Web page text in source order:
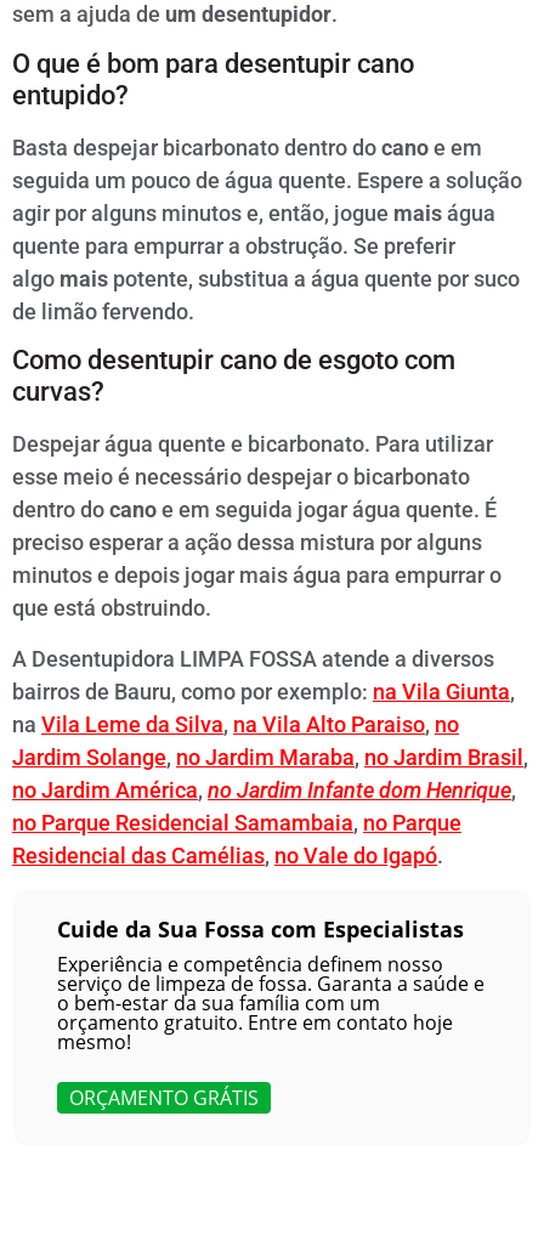
sem a ajuda de um desentupidor.
O que é bom para desentupir cano
entupido?
Basta despejar bicarbonato dentro docanoe em
seguida um pouco de água quente. Espere a solução
agir por alguns minutos e, então, jogue maiságua
quente para empurrar a obstrução. Se preferir
algo mais potente, substitua a água quente por suco
de limão fervendo.
Como desentupir cano de esgoto com
curvas?
Despejar água quente e bicarbonato. Para utilizar
esse meio é necessário despejar o bicarbonato
dentro docanoe em seguida jogar água quente. É
preciso esperar a ação dessa mistura por alguns
minutos e depois jogar mais água para empurrar o
que está obstruindo.
A Desentupidora LIMPA FOSSA atende a diversos
bairros de Bauru, como por exemplo: na Vila Giunta,
na Vila Leme da Silva, na Vila Alto Paraiso, no
Jardim Solange, no Jardim Maraba, no Jardim Brasil,
no Jardim América, no Jardim Infante dom Henrique,
no Parque Residencial Samambaia, no Parque
Residencial das Camélias, no Vale do Igapó.
Cuide da Sua Fossa com Especialistas
Experiência e competência definem nosso
serviço de limpeza de fossa. Garanta a saúde e
o bem-estar da sua família com um
orçamento gratuito. Entre em contato hoje
mesmo!
ORÇAMENTO GRÁTIS